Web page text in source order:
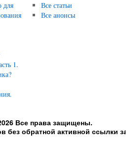
для
1.
Все статьи
Все анонсы
Все права защищены.
без обратной активной ссылки